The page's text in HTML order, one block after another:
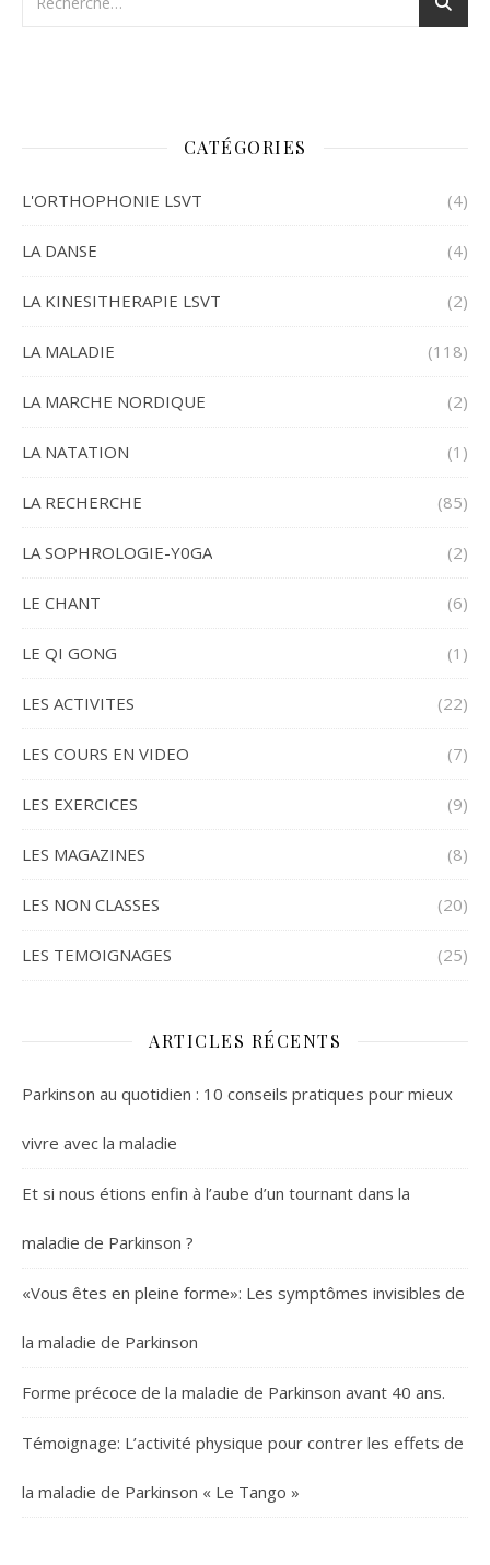
CATÉGORIES
L'ORTHOPHONIE LSVT (4)
LA DANSE (4)
LA KINESITHERAPIE LSVT (2)
LA MALADIE (118)
LA MARCHE NORDIQUE (2)
LA NATATION (1)
LA RECHERCHE (85)
LA SOPHROLOGIE-Y0GA (2)
LE CHANT (6)
LE QI GONG (1)
LES ACTIVITES (22)
LES COURS EN VIDEO (7)
LES EXERCICES (9)
LES MAGAZINES (8)
LES NON CLASSES (20)
LES TEMOIGNAGES (25)
ARTICLES RÉCENTS
Parkinson au quotidien : 10 conseils pratiques pour mieux
vivre avec la maladie
Et si nous étions enfin à l’aube d’un tournant dans la
maladie de Parkinson ?
«Vous êtes en pleine forme»: Les symptômes invisibles de
la maladie de Parkinson
Forme précoce de la maladie de Parkinson avant 40 ans.
Témoignage: L’activité physique pour contrer les effets de
la maladie de Parkinson « Le Tango »